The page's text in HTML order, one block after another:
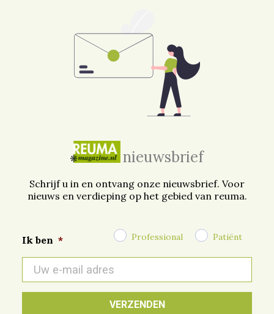
nieuwsbrief
Schrijf u in en ontvang onze nieuwsbrief. Voor
nieuws en verdieping op het gebied van reuma.
Ik ben * Professional Patiënt
mail
*